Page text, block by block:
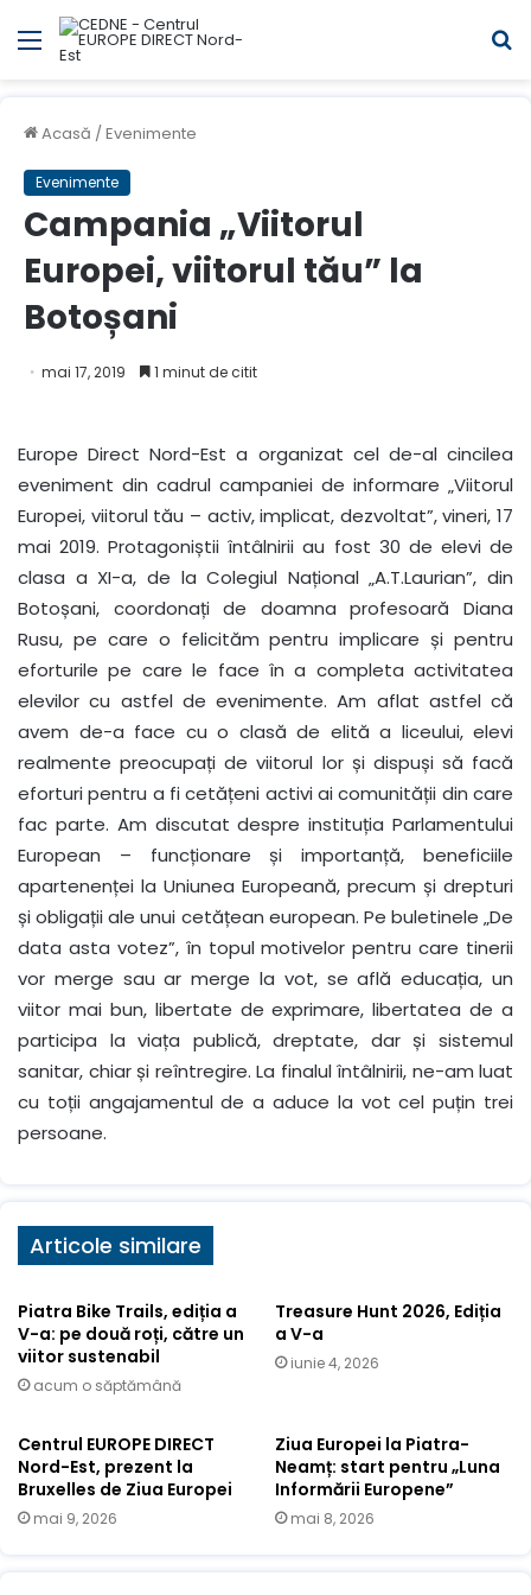
Meniul
Acasă /Evenimente
Evenimente
Campania „Viitorul
Europei, viitorul tău” la
Botoșani
mai 17, 2019 1 minut de citit
Europe Direct Nord-Est a organizat cel de-al cincilea
eveniment din cadrul campaniei de informare „Viitorul
Europei, viitorul tău – activ, implicat, dezvoltat”, vineri, 17
mai 2019. Protagoniștii întâlnirii au fost 30 de elevi de
clasa a XI-a, de la Colegiul Național „A.T.Laurian”, din
Botoșani, coordonați de doamna profesoară Diana
Rusu, pe care o felicităm pentru implicare și pentru
eforturile pe care le face în a completa activitatea
elevilor cu astfel de evenimente. Am aflat astfel că
avem de-a face cu o clasă de elită a liceului, elevi
realmente preocupați de viitorul lor și dispuși să facă
eforturi pentru a fi cetățeni activi ai comunității din care
fac parte. Am discutat despre instituția Parlamentului
European – funcționare și importanță, beneficiile
apartenenței la Uniunea Europeană, precum și drepturi
și obligații ale unui cetățean european. Pe buletinele „De
data asta votez”, în topul motivelor pentru care tinerii
vor merge sau ar merge la vot, se află educația, un
viitor mai bun, libertate de exprimare, libertatea de a
participa la viața publică, dreptate, dar și sistemul
sanitar, chiar și reîntregire. La finalul întâlnirii, ne-am luat
cu toții angajamentul de a aduce la vot cel puțin trei
persoane.
Articole similare
Piatra Bike Trails, ediția a
V-a: pe două roți, către un
viitor sustenabil
acum o săptămână
Treasure Hunt 2026, Ediția
a V-a
iunie 4, 2026
Centrul EUROPE DIRECT
Nord-Est, prezent la
Bruxelles de Ziua Europei
mai 9, 2026
Ziua Europei la Piatra-
Neamț: start pentru „Luna
Informării Europene”
mai 8, 2026